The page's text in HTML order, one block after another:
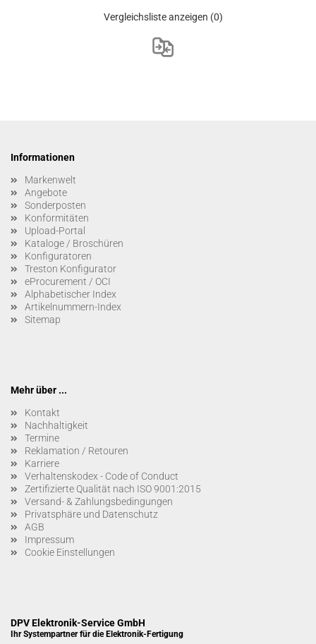
Vergleichsliste anzeigen (0)
Informationen
Markenwelt
Angebote
Sonderposten
Konformitäten
Upload-Portal
Kataloge / Broschüren
Konfiguratoren
Treston Konfigurator
eProcurement / OCI
Alphabetischer Index
Artikelnummern-Index
Sitemap
Mehr über ...
Kontakt
Nachhaltigkeit
Termine
Reklamation / Retouren
Karriere
Verhaltenskodex - Code of Conduct
Zertifizierte Qualität nach ISO 9001:2015
Versand- & Zahlungsbedingungen
Privatsphäre und Datenschutz
AGB
Impressum
Cookie Einstellungen
DPV Elektronik-Service GmbH
Ihr Systempartner für die Elektronik-Fertigung